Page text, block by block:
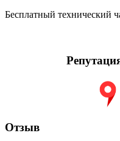
Бесплатный технический
Отзыв